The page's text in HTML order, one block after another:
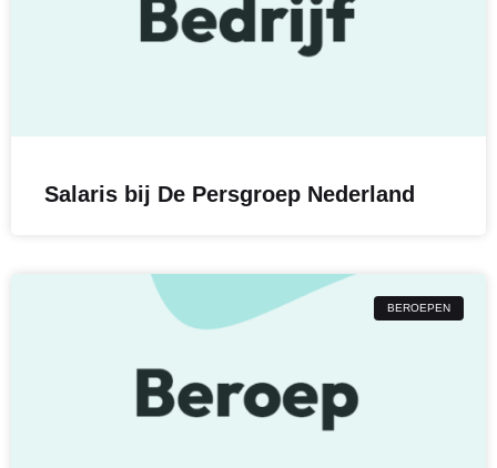
Salaris bij De Persgroep Nederland
BEROEPEN